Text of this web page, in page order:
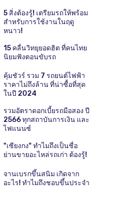
5 สิ่งต้องรู้! เตรียมรถให้พร้อม
สำหรับการใช้งานในฤดู
หนาว!
15 คลื่นวิทยุยอดฮิต ที่คนไทย
นิยมฟังตอนขับรถ
คุ้มชัวร์ รวม 7 รถยนต์ไฟฟ้า
ราคาไม่ถึงล้าน ที่น่าซื้อที่สุด
ในปี 2024
รวมอัตราดอกเบี้ยรถมือสอง ปี
2566 ทุกสถาบันการเงิน และ
ไฟแนนซ์
"เซียงกง" ทำไมถึงเป็นชื่อ
ย่านขายอะไหล่รถเก่า ต้องรู้!
จานเบรกขึ้นสนิม เกิดจาก
อะไร! ทำไมถึงชอบขึ้นประจำ